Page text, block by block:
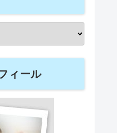
ィール